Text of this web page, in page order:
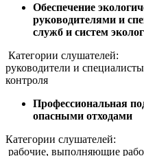
Обеспечение
руководителями и
служб и систем
Категории слушателей:
руководители и
контроля
Профессиональная
опасными отходами
Категории слушателей:
рабочие, выполняющие